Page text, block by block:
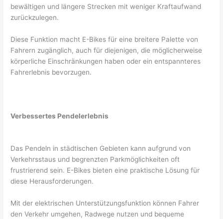
bewältigen und längere Strecken mit weniger Kraftaufwand
zurückzulegen.
Diese Funktion macht E-Bikes für eine breitere Palette von
Fahrern zugänglich, auch für diejenigen, die möglicherweise
körperliche Einschränkungen haben oder ein entspannteres
Fahrerlebnis bevorzugen.
Verbessertes Pendelerlebnis
Das Pendeln in städtischen Gebieten kann aufgrund von
Verkehrsstaus und begrenzten Parkmöglichkeiten oft
frustrierend sein. E-Bikes bieten eine praktische Lösung für
diese Herausforderungen.
Mit der elektrischen Unterstützungsfunktion können Fahrer
den Verkehr umgehen, Radwege nutzen und bequeme